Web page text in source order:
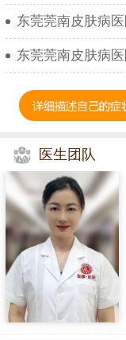
东莞莞南皮肤病
东莞莞南皮肤病
医生团队